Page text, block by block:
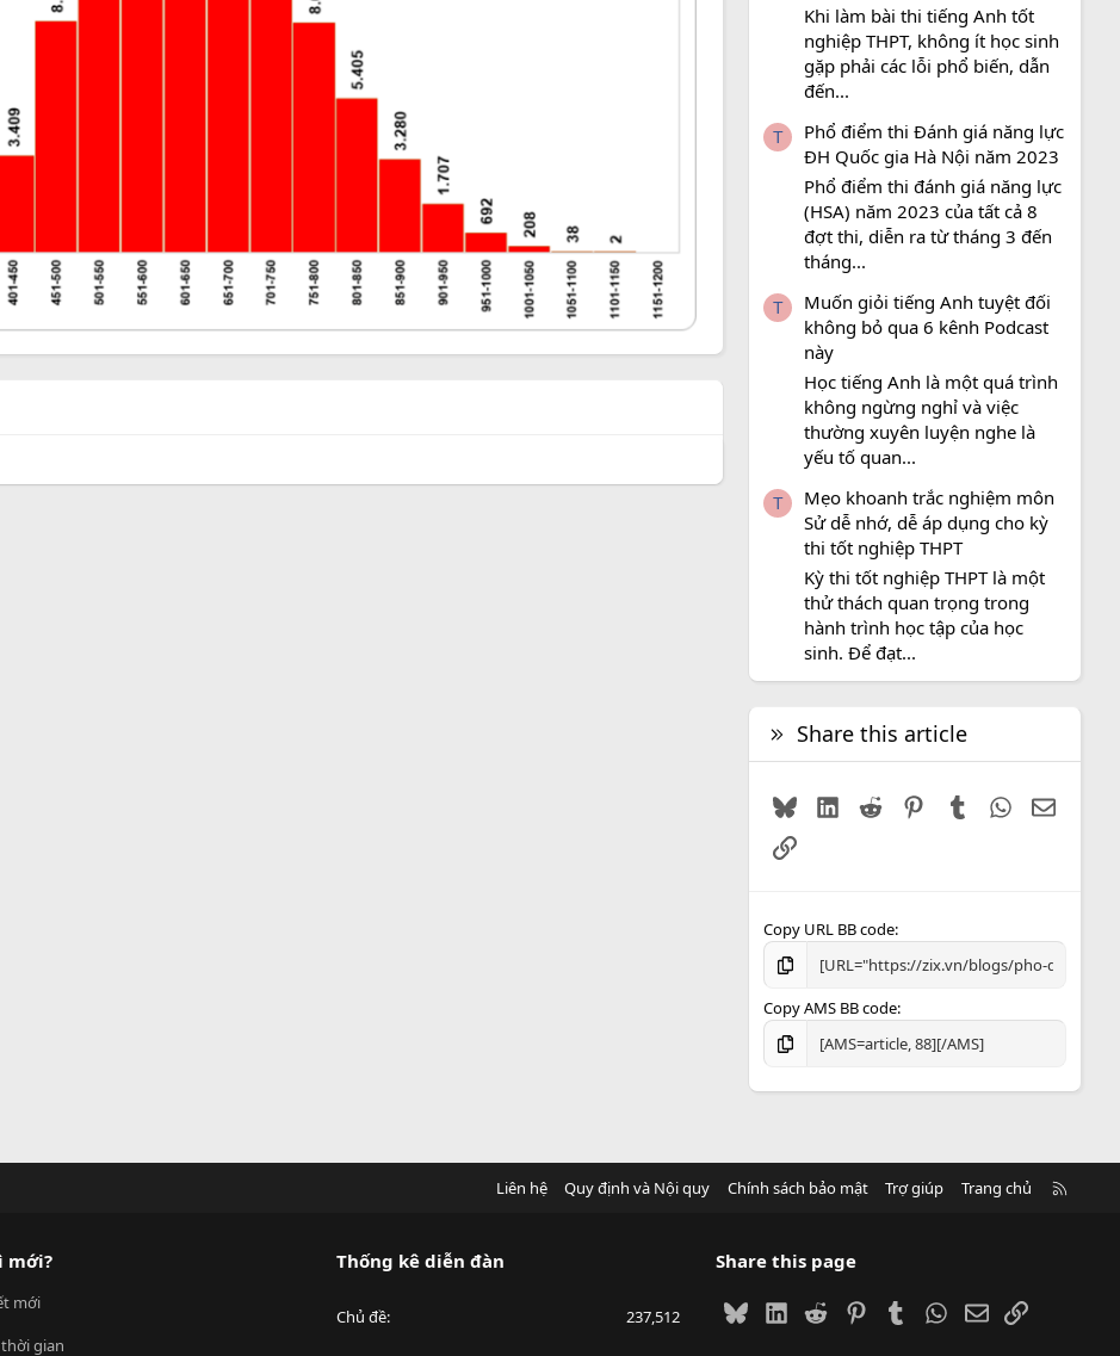
Khi làm bài thi tiếng Anh tốt
nghiệp THPT, không ít học sinh
gặp phải các lỗi phổ biến, dẫn
đến...
T
Phổ điểm thi Đánh giá năng lực
ĐH Quốc gia Hà Nội năm 2023
Phổ điểm thi đánh giá năng lực
(HSA) năm 2023 của tất cả 8
đợt thi, diễn ra từ tháng 3 đến
tháng...
T
Muốn giỏi tiếng Anh tuyệt đối
không bỏ qua 6 kênh Podcast
này
Học tiếng Anh là một quá trình
không ngừng nghỉ và việc
thường xuyên luyện nghe là
yếu tố quan...
T
Mẹo khoanh trắc nghiệm môn
Sử dễ nhớ, dễ áp dụng cho kỳ
thi tốt nghiệp THPT
Kỳ thi tốt nghiệp THPT là một
thử thách quan trọng trong
hành trình học tập của học
sinh. Để đạt...
Share this article
BlueskyLinkedIn
Reddit PinterestTumblrWhatsApp
Email
Link
Copy URL BB code
Copy AMS BB code
Liên hệ Quy định và Nội quy Chính sách bảo mật Trợ giúp Trang chủ
mới?
mới
gian
Thống kê diễn đàn
Chủ đề 237,512
Share this page
BlueskyLinkedIn
Reddit PinterestTumblrWhatsApp
EmailLink